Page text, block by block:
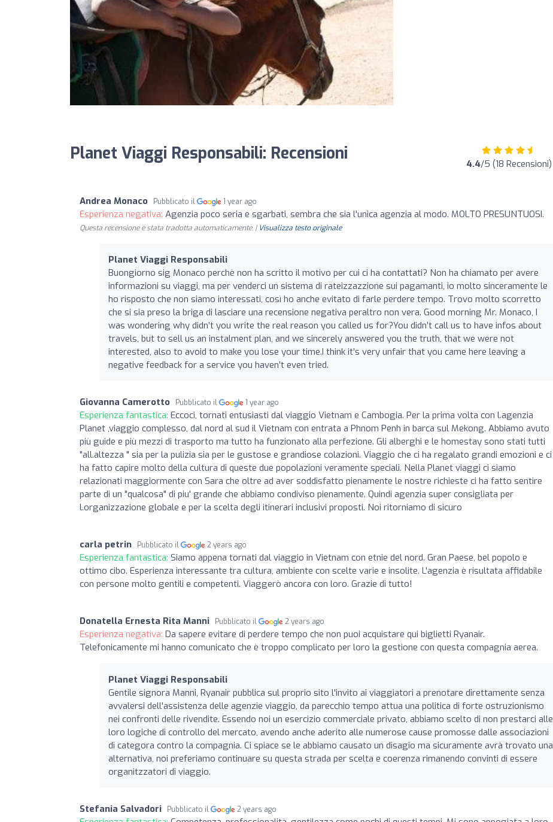
Planet Viaggi Responsabili: Recensioni 4.4/5 (18 Recensioni)
Andrea Monaco Pubblicato il 1 year ago
Esperienza negativa: Agenzia poco seria e sgarbati, sembra che sia l'unica agenzia al modo. MOLTO PRESUNTUOSI.
Questa recensione è stata tradotta automaticamente. | Visualizza testo originale
Planet Viaggi Responsabili
Buongiorno sig Monaco perchè non ha scritto il motivo per cui ci ha contattati? Non ha chiamato per avere
informazioni su viaggi, ma per venderci un sistema di rateizzazzione sui pagamanti, io molto sinceramente le
ho risposto che non siamo interessati, così ho anche evitato di farle perdere tempo. Trovo molto scorretto
che si sia preso la briga di lasciare una recensione negativa peraltro non vera. Good morning Mr. Monaco, I
was wondering why didn’t you write the real reason you called us for?You didn’t call us to have infos about
travels, but to sell us an instalment plan, and we sincerely answered you the truth, that we were not
interested, also to avoid to make you lose your time.I think it’s very unfair that you came here leaving a
negative feedback for a service you haven’t even tried.
Giovanna Camerotto Pubblicato il 1 year ago
Esperienza fantastica: Eccoci, tornati entusiasti dal viaggio Vietnam e Cambogia. Per la prima volta con l.agenzia
Planet ,viaggio complesso, dal nord al sud il Vietnam con entrata a Phnom Penh in barca sul Mekong. Abbiamo avuto
più guide e più mezzi di trasporto ma tutto ha funzionato alla perfezione. Gli alberghi e le homestay sono stati tutti
"all.altezza " sia per la pulizia sia per le gustose e grandiose colazioni. Viaggio che ci ha regalato grandi emozioni e ci
ha fatto capire molto della cultura di queste due popolazioni veramente speciali. Nella Planet viaggi ci siamo
relazionati maggiormente con Sara che oltre ad aver soddisfatto pienamente le nostre richieste ci ha fatto sentire
parte di un "qualcosa" di piu' grande che abbiamo condiviso pienamente. Quindi agenzia super consigliata per
l.organizzazione globale e per la scelta degli itinerari inclusivi proposti. Noi ritorniamo di sicuro
carla petrin Pubblicato il 2 years ago
Esperienza fantastica: Siamo appena tornati dal viaggio in Vietnam con etnie del nord. Gran Paese, bel popolo e
ottimo cibo. Esperienza interessante tra cultura, ambiente con scelte varie e insolite. L'agenzia è risultata affidabile
con persone molto gentili e competenti. Viaggerò ancora con loro. Grazie di tutto!
Donatella Ernesta Rita Manni Pubblicato il 2 years ago
Esperienza negativa: Da sapere evitare di perdere tempo che non puoi acquistare qui biglietti Ryanair.
Telefonicamente mi hanno comunicato che è troppo complicato per loro la gestione con questa compagnia aerea.
Planet Viaggi Responsabili
Gentile signora Manni, Ryanair pubblica sul proprio sito l'invito ai viaggiatori a prenotare direttamente senza
avvalersi dell'assistenza delle agenzie viaggio, da parecchio tempo attua una politica di forte ostruzionismo
nei confronti delle rivendite. Essendo noi un esercizio commerciale privato, abbiamo scelto di non prestarci alle
loro logiche di controllo del mercato, avendo anche aderito alle numerose cause promosse dalle associazioni
di categora contro la compagnia. Ci spiace se le abbiamo causato un disagio ma sicuramente avrà trovato una
alternativa, noi preferiamo continuare su questa strada per scelta e coerenza rimanendo convinti di essere
organitzzatori di viaggio.
Stefania Salvadori Pubblicato il 2 years ago